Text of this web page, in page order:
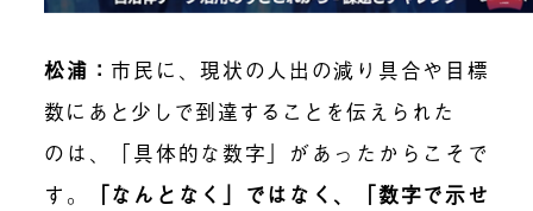
松浦： 市民に、現状の人出の減り具合や目標
数にあと少しで到達することを伝えられた
のは、「具体的な数字」があったからこそで
す。
「なんとなく」ではなく、「数字で示せ